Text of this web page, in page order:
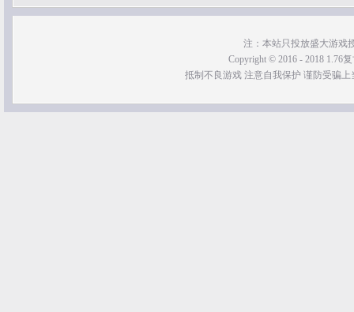
注：本站只投放盛大游戏
Copyright © 2016 - 2018 1.76
抵制不良游戏 注意自我保护 谨防受骗